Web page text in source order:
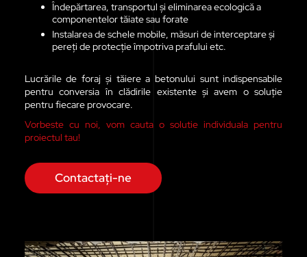
Îndepărtarea, transportul și eliminarea ecologică a
componentelor tăiate sau forate
Instalarea de schele mobile, măsuri de interceptare și
pereți de protecție împotriva prafului etc.
Lucrările de foraj și tăiere a betonului sunt indispensabile
pentru conversia în clădirile existente și avem o soluție
pentru fiecare provocare.
Vorbeste cu noi, vom cauta o solutie individuala pentru
proiectul tau!
Contactați-ne